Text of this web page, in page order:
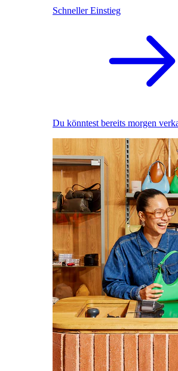
Schneller Einstieg
Du könntest bereits morgen